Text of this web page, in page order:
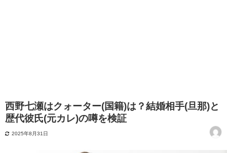
西野七瀬はクォーター(国籍)は？結婚相手(旦那)と
歴代彼氏(元カレ)の噂を検証
2025年8月31日